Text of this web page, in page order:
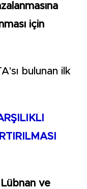
için
bulunan ilk
ve